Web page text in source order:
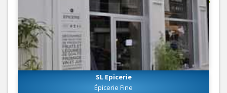
SL Epicerie
Épicerie Fine